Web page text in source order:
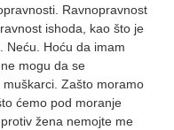
Ravnopravnost
ishoda, kao što je
Neću. Hoću da imam
mogu da se
Zašto moramo
ćemo pod moranje
žena nemojte me